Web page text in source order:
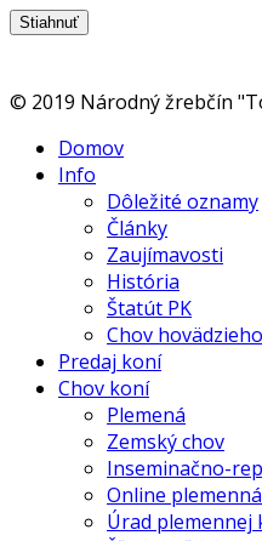
© 2019 Národný žrebčín
Domov
Info
Dôležité oznamy
Články
Zaujímavosti
História
Štatút PK
Chov
Predaj koní
Chov koní
Plemená
Zemský chov
Inseminačno-
Online
Úrad plemennej